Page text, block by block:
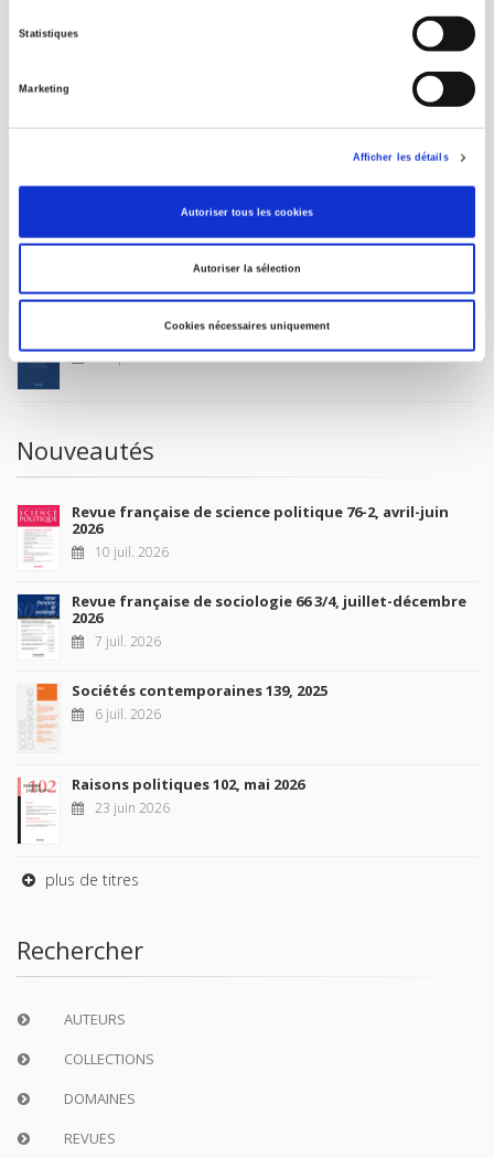
Statistiques
Marketing
Afficher les détails
Autoriser tous les cookies
Autoriser la sélection
Cookies nécessaires uniquement
FOREIGN RIGHTS
POUR LES LIBRAIRES
La France et l'Union européenne
4 sept. 2026
Nouveautés
Revue française de science politique 76-2, avril-juin
2026
10 juil. 2026
Revue française de sociologie 66 3/4, juillet-décembre
2026
7 juil. 2026
Sociétés contemporaines 139, 2025
6 juil. 2026
Raisons politiques 102, mai 2026
23 juin 2026
plus de titres
Rechercher
AUTEURS
COLLECTIONS
DOMAINES
REVUES